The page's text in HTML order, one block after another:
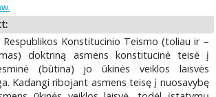
Respublikos Konstitucinio Teismo (toliau ir –
doktriną asmens konstitucinė teisė į
(būtina) jo ūkinės veiklos laisvės
Kadangi ribojant asmens teisę į nuosavybę